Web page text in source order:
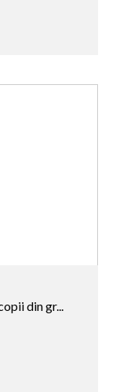
din gr...